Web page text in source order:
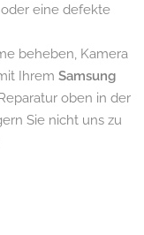
eine defekte
beheben, Kamera
Ihrem Samsung
oben in der
Sie nicht uns zu